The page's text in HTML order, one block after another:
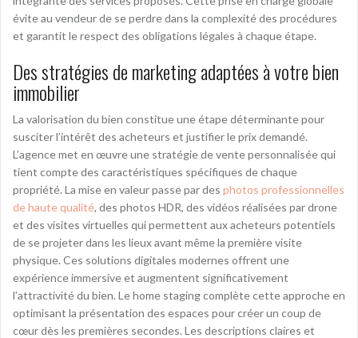
évite au vendeur de se perdre dans la complexité des procédures
et garantit le respect des obligations légales à chaque étape.
Des stratégies de marketing adaptées à votre bien
immobilier
La valorisation du bien constitue une étape déterminante pour
susciter l’intérêt des acheteurs et justifier le prix demandé.
L’agence met en œuvre une stratégie de vente personnalisée qui
tient compte des caractéristiques spécifiques de chaque
propriété. La mise en valeur passe par des photos professionnelles
de haute qualité, des photos HDR, des vidéos réalisées par drone
et des visites virtuelles qui permettent aux acheteurs potentiels
de se projeter dans les lieux avant même la première visite
physique. Ces solutions digitales modernes offrent une
expérience immersive et augmentent significativement
l’attractivité du bien. Le home staging complète cette approche en
optimisant la présentation des espaces pour créer un coup de
cœur dès les premières secondes. Les descriptions claires et